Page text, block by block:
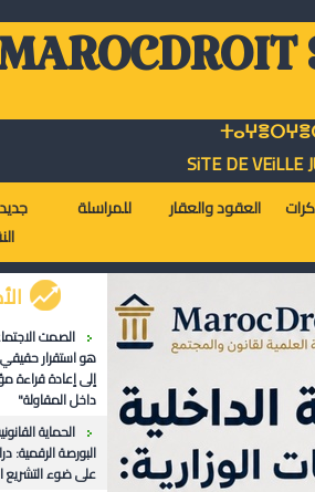
للمراسلة العقود والعقار
الصمت
هو استقرار
إلى إعادة قراءة
داخل المقاولة"
الحماية
البورصة الرقمية:
على ضوء التشريع